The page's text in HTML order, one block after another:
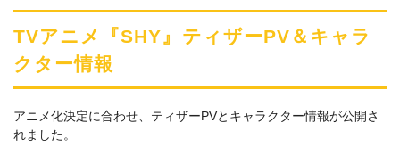
TVアニメ『SHY』ティザーPV＆キャラ
クター情報
アニメ化決定に合わせ、ティザーPVとキャラクター情報が公開さ
れました。